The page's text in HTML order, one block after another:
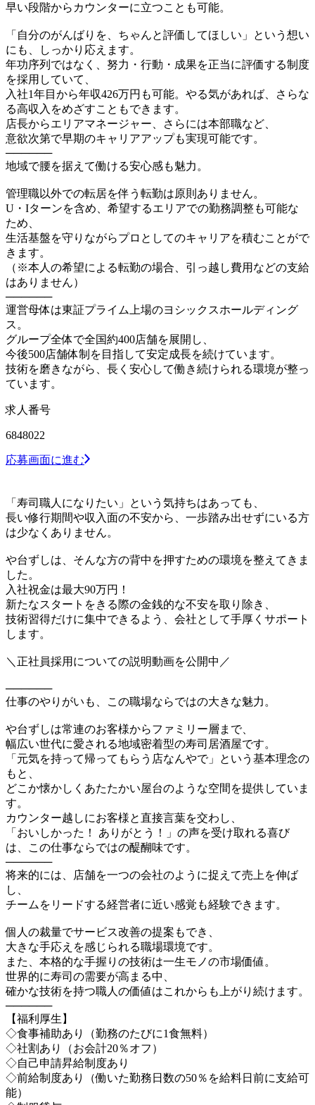
早い段階からカウンターに立つことも可能。
「自分のがんばりを、ちゃんと評価してほしい」という想い
にも、しっかり応えます。
年功序列ではなく、努力・行動・成果を正当に評価する制度
を採用していて、
入社1年目から年収426万円も可能。やる気があれば、さらな
る高収入をめざすこともできます。
店長からエリアマネージャー、さらには本部職など、
意欲次第で早期のキャリアアップも実現可能です。
──────
地域で腰を据えて働ける安心感も魅力。
管理職以外での転居を伴う転勤は原則ありません。
U・Iターンを含め、希望するエリアでの勤務調整も可能な
ため、
生活基盤を守りながらプロとしてのキャリアを積むことがで
きます。
（※本人の希望による転勤の場合、引っ越し費用などの支給
はありません）
──────
運営母体は東証プライム上場のヨシックスホールディング
ス。
グループ全体で全国約400店舗を展開し、
今後500店舗体制を目指して安定成長を続けています。
技術を磨きながら、長く安心して働き続けられる環境が整っ
ています。
求人番号
6848022
応募画面に進む
「寿司職人になりたい」という気持ちはあっても、
長い修行期間や収入面の不安から、一歩踏み出せずにいる方
は少なくありません。
や台ずしは、そんな方の背中を押すための環境を整えてきま
した。
入社祝金は最大90万円！
新たなスタートをきる際の金銭的な不安を取り除き、
技術習得だけに集中できるよう、会社として手厚くサポート
します。
＼正社員採用についての説明動画を公開中／
──────
仕事のやりがいも、この職場ならではの大きな魅力。
や台ずしは常連のお客様からファミリー層まで、
幅広い世代に愛される地域密着型の寿司居酒屋です。
「元気を持って帰ってもらう店なんやで」という基本理念の
もと、
どこか懐かしくあたたかい屋台のような空間を提供していま
す。
カウンター越しにお客様と直接言葉を交わし、
「おいしかった！ ありがとう！」の声を受け取れる喜び
は、この仕事ならではの醍醐味です。
──────
将来的には、店舗を一つの会社のように捉えて売上を伸ば
し、
チームをリードする経営者に近い感覚も経験できます。
個人の裁量でサービス改善の提案もでき、
大きな手応えを感じられる職場環境です。
また、本格的な手握りの技術は一生モノの市場価値。
世界的に寿司の需要が高まる中、
確かな技術を持つ職人の価値はこれからも上がり続けます。
──────
【福利厚生】
◇食事補助あり（勤務のたびに1食無料）
◇社割あり（お会計20％オフ）
◇自己申請昇給制度あり
◇前給制度あり（働いた勤務日数の50％を給料日前に支給可
能）